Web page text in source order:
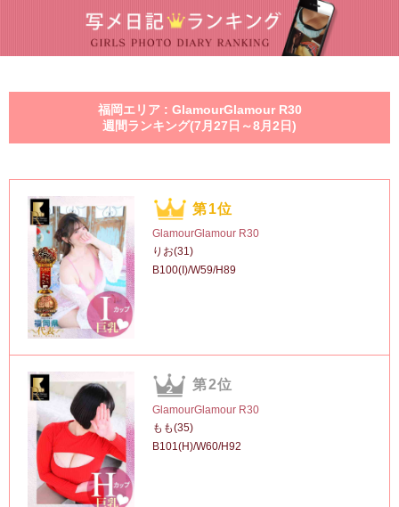
福岡エリア : GlamourGlamour R30
週間ランキング(7月27日～8月2日)
第1位
GlamourGlamour R30
りお(31)
B100(I)/W59/H89
第2位
GlamourGlamour R30
もも(35)
B101(H)/W60/H92